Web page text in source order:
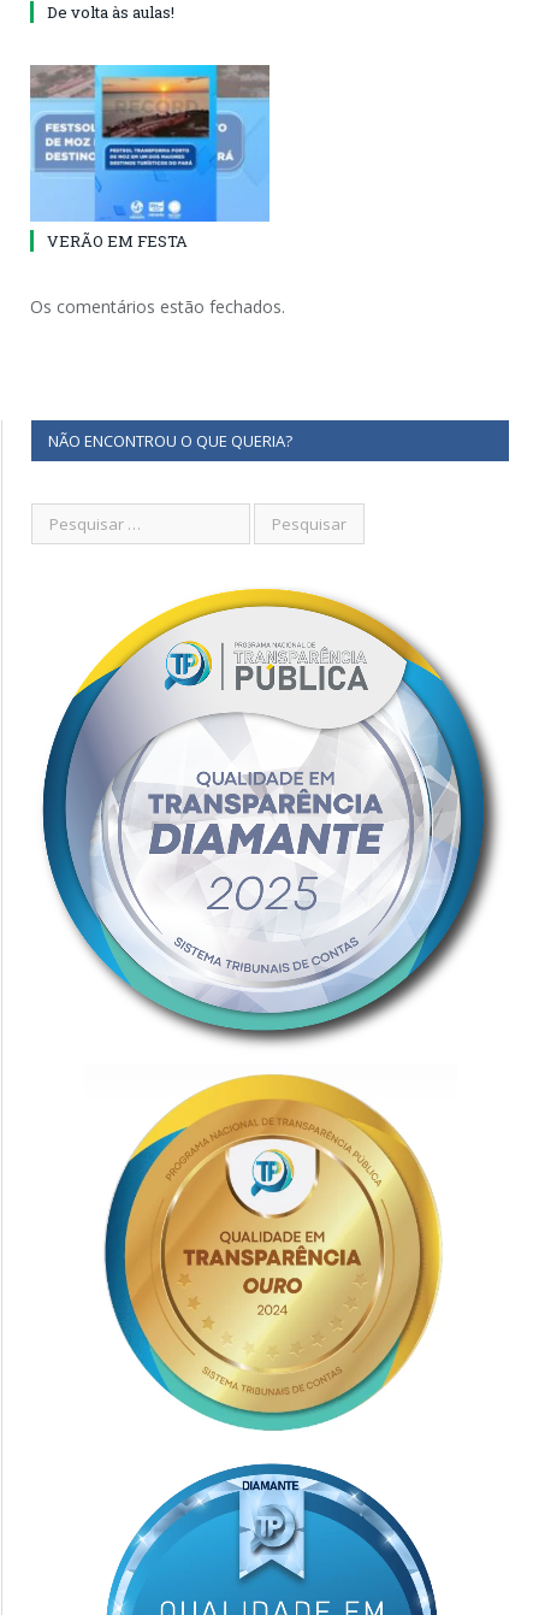
De volta às aulas!
VERÃO EM FESTA
Os comentários estão fechados.
NÃO ENCONTROU O QUE QUERIA?